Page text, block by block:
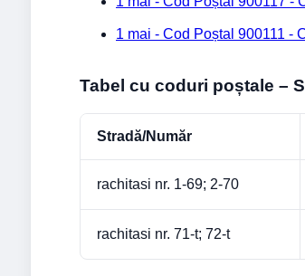
1 mai - Cod Poștal 900111 -
Tabel cu coduri poștale –
Stradă/Număr
rachitasi nr. 1-69; 2-70
rachitasi nr. 71-t; 72-t